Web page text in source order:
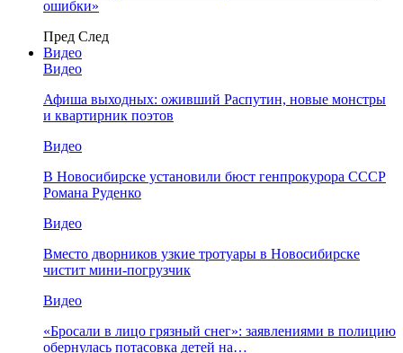
ошибки»
Пред След
Видео
Видео
Афиша выходных: оживший Распутин, новые монстры
и квартирник поэтов
Видео
В Новосибирске установили бюст генпрокурора СССР
Романа Руденко
Видео
Вместо дворников узкие тротуары в Новосибирске
чистит мини-погрузчик
Видео
«Бросали в лицо грязный снег»: заявлениями в полицию
обернулась потасовка детей на…